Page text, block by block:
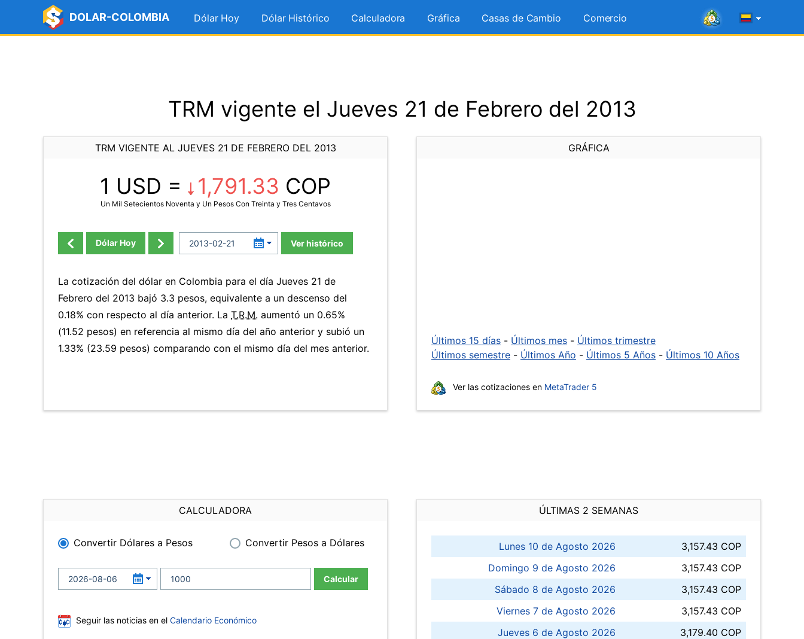
DOLAR-COLOMBIA Dólar Hoy Dólar Histórico Calculadora Gráfica Casas de Cambio Comercio
TRM vigente el Jueves 21 de Febrero del 2013
TRM VIGENTE AL JUEVES 21 DE FEBRERO DEL 2013
1 USD = 1,791.33 COP
Un Mil Setecientos Noventa y Un Pesos Con Treinta y Tres Centavos
Dólar Hoy Ver histórico
La cotización del dólar en Colombia para el día Jueves 21 de
Febrero del 2013 bajó 3.3 pesos, equivalente a un descenso del
0.18% con respecto al día anterior. La T.R.M. aumentó un 0.65%
(11.52 pesos) en referencia al mismo día del año anterior y subió un
1.33% (23.59 pesos) comparando con el mismo día del mes anterior.
GRÁFICA
Últimos 15 días - Últimos mes - Últimos trimestre
Últimos semestre - Últimos Año - Últimos 5 Años - Últimos 10 Años
Ver las cotizaciones en MetaTrader 5
CALCULADORA
Convertir Dólares a Pesos Convertir Pesos a Dólares
Calcular
Seguir las noticias en el Calendario Económico
ÚLTIMAS 2 SEMANAS
Lunes 10 de Agosto 2026
3,157.43 COP
Domingo 9 de Agosto 2026
3,157.43 COP
Sábado 8 de Agosto 2026
3,157.43 COP
Viernes 7 de Agosto 2026
3,157.43 COP
Jueves 6 de Agosto 2026
3,179.40 COP